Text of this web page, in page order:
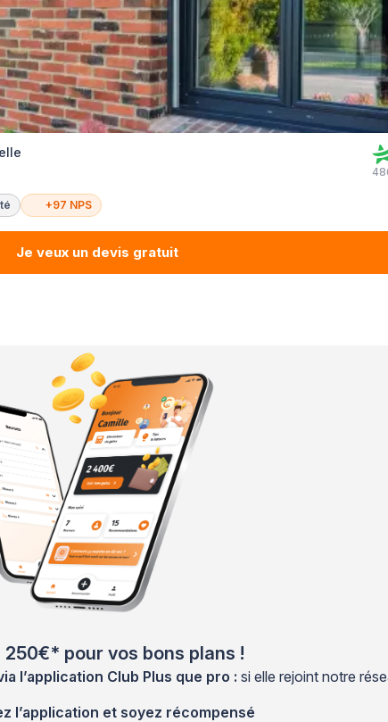
+97 NPS
Je veux un devis gratuit
250€* pour vos bons plans !
l’application Club Plus que pro : si elle rejoint notre
l’application et soyez récompensé